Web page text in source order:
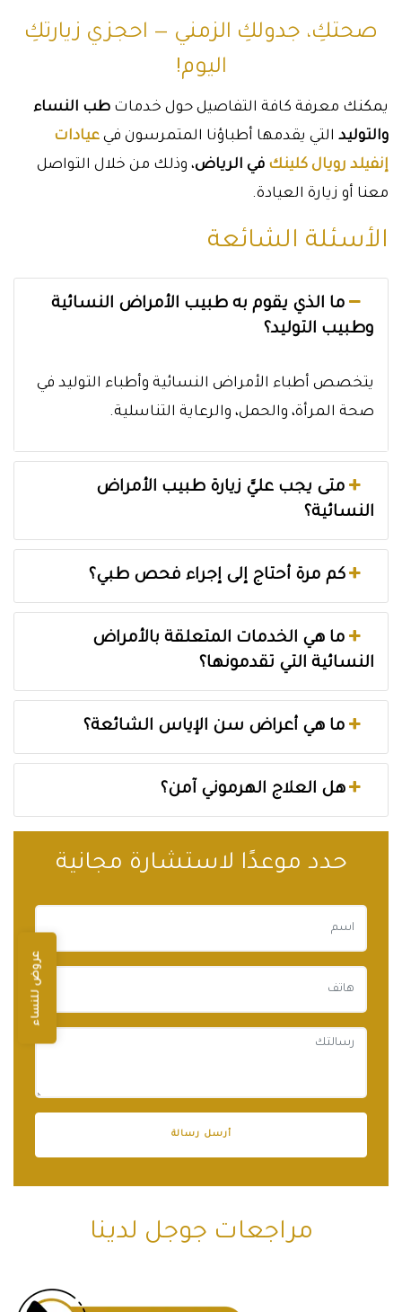
عروض للنساء
صحتكِ، جدولكِ الزمني — احجزي زيارتكِ
اليوم!
يمكنك معرفة كافة التفاصيل حول خدمات طب النساء
والتوليد التي يقدمها أطباؤنا المتمرسون في عيادات
إنفيلد رويال كلينك في الرياض، وذلك من خلال التواصل
معنا أو زيارة العيادة.
الأسئلة الشائعة
ما الذي يقوم به طبيب الأمراض النسائية
وطبيب التوليد؟
يتخصص أطباء الأمراض النسائية وأطباء التوليد في
صحة المرأة، والحمل، والرعاية التناسلية.
متى يجب عليَّ زيارة طبيب الأمراض
النسائية؟
كم مرة أحتاج إلى إجراء فحص طبي؟
ما هي الخدمات المتعلقة بالأمراض
النسائية التي تقدمونها؟
ما هي أعراض سن الإياس الشائعة؟
هل العلاج الهرموني آمن؟
حدد موعدًا لاستشارة مجانية
مراجعات جوجل لدينا